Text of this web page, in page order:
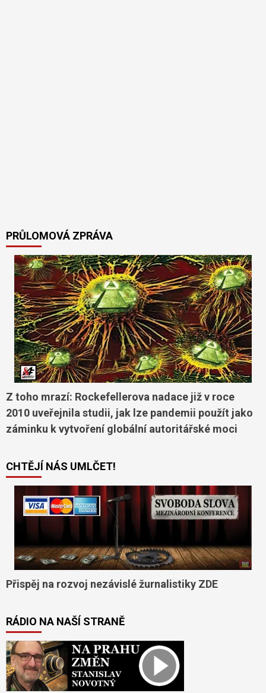
PRŮLOMOVÁ ZPRÁVA
Z toho mrazí: Rockefellerova nadace již v roce
2010 uveřejnila studii, jak lze pandemii použít jako
záminku k vytvoření globální autoritářské moci
CHTĚJÍ NÁS UMLČET!
Přispěj na rozvoj nezávislé žurnalistiky ZDE
RÁDIO NA NAŠÍ STRANĚ